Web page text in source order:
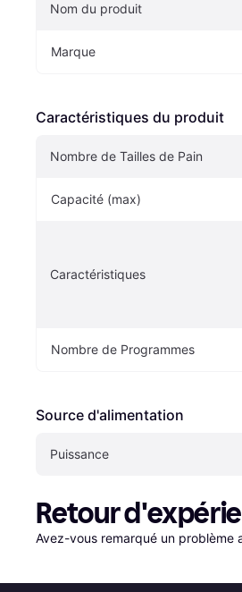
Nom du produit
Marque
Caractéristiques du produit
Nombre de Tailles de Pain
Capacité (max)
Caractéristiques
Nombre de Programmes
Source d'alimentation
Puissance
Retour
Avez-vous remarqué un problème